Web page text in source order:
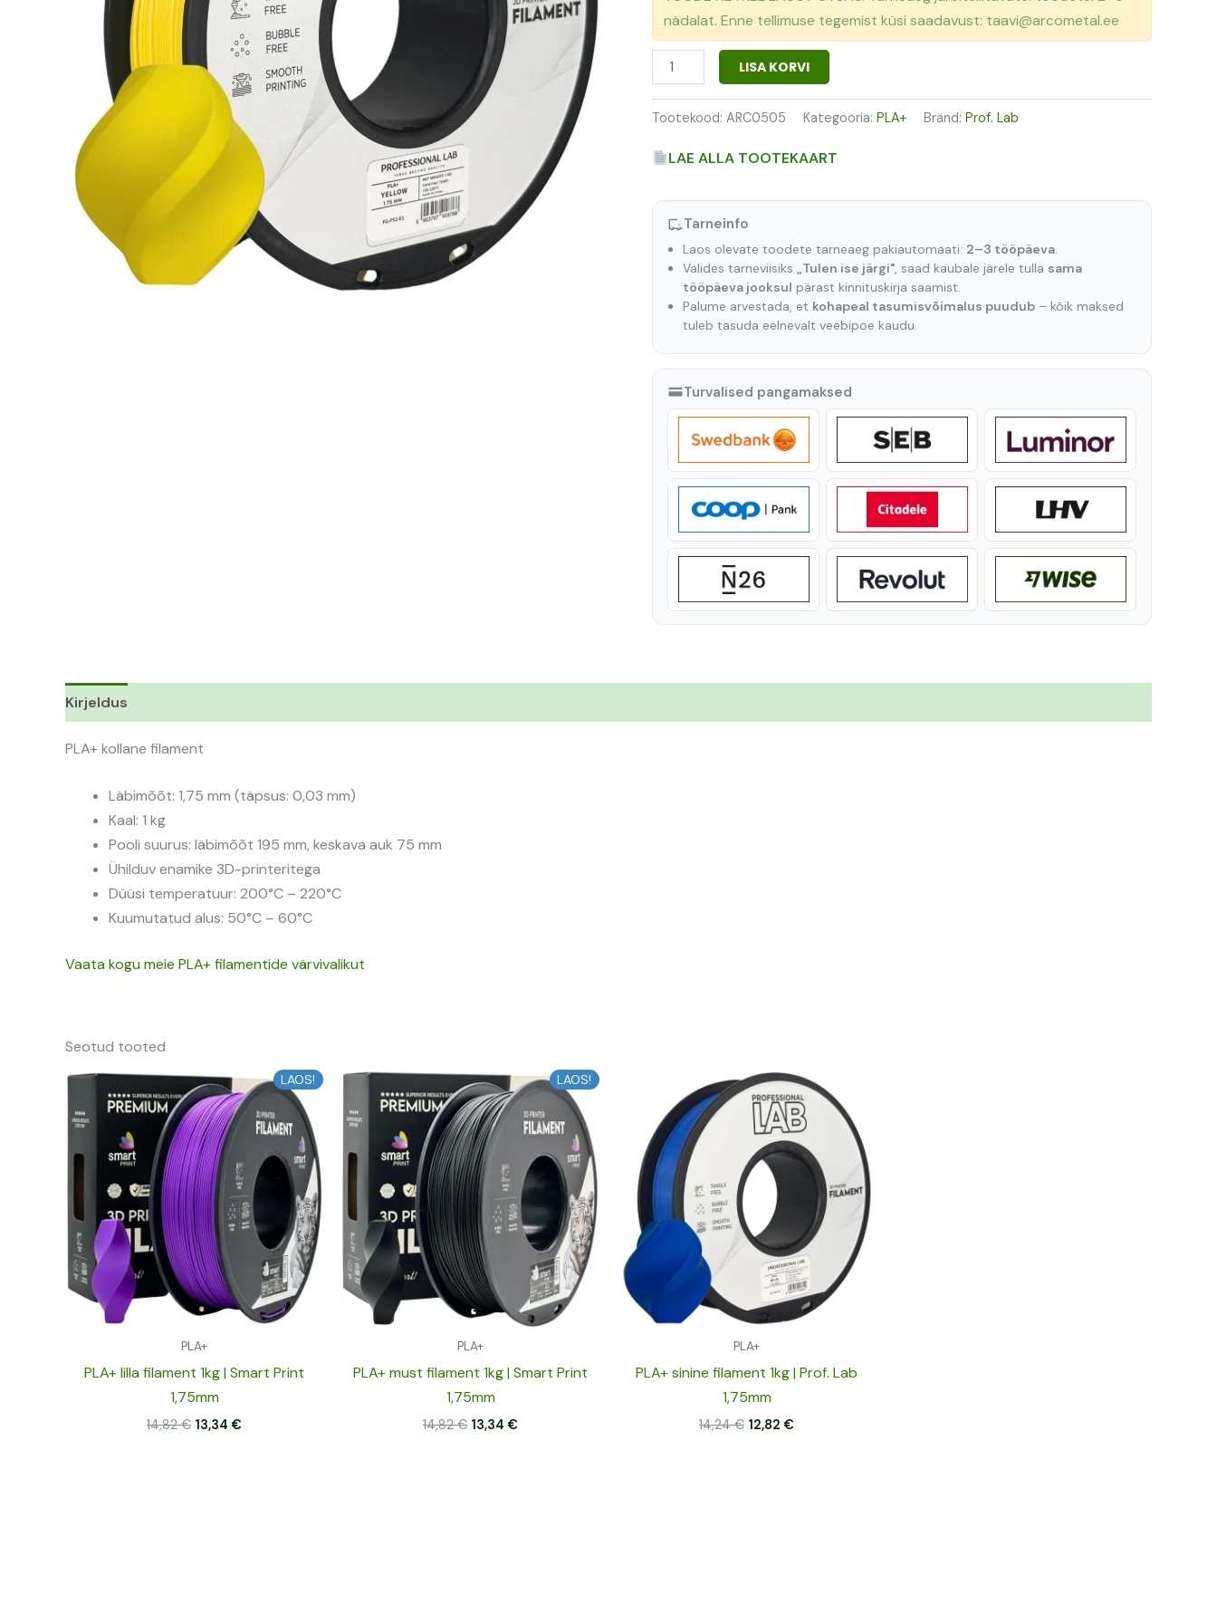
nädalat. Enne tellimuse tegemist küsi saadavust: taavi@arcometal.ee
LISA KORVI
Tootekood: ARC0505 Kategooria: PLA+ Bränd: Prof. Lab
LAE ALLA TOOTEKAART
Tarneinfo
Laos olevate toodete tarneaeg pakiautomaati: 2–3 tööpäeva.
Valides tarneviisiks „Tulen ise järgi", saad kaubale järele tulla sama
tööpäeva jooksul pärast kinnituskirja saamist.
Palume arvestada, et kohapeal tasumisvõimalus puudub– kõik maksed
tuleb tasuda eelnevalt veebipoe kaudu.
Turvalised pangamaksed
Kirjeldus
PLA+ kollane filament
Läbimõõt: 1,75 mm (täpsus: 0,03 mm)
Kaal: 1 kg
Pooli suurus: läbimõõt 195 mm, keskava auk 75 mm
Ühilduv enamike 3D-printeritega
Düüsi temperatuur: 200°C – 220°C
Kuumutatud alus: 50°C – 60°C
Vaata kogu meie PLA+ filamentide värvivalikut
Seotud tooted
LAOS!
PLA+
PLA+ lilla filament 1kg | Smart Print
1,75mm
14,82€
Algne
hind
oli:
14,82 €.
13,34€
Praegune
hind
on:
13,34 €.
LAOS!
PLA+
PLA+ must filament 1kg | Smart Print
1,75mm
14,82€
Algne
hind
oli:
14,82 €.
13,34€
Praegune
hind
on:
13,34 €.
PLA+
PLA+ sinine filament 1kg | Prof. Lab
1,75mm
14,24€
Algne
hind
oli:
14,24 €.
12,82€
Praegune
hind
on:
12,82 €.